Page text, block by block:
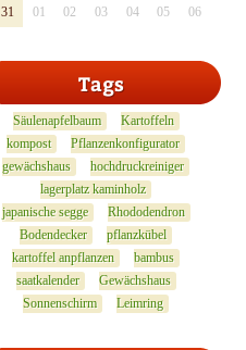
31 01 02 03 04 05 06
Tags
Säulenapfelbaum
Kartoffeln
kompost
Pflanzenkonfigurator
gewächshaus
hochdruckreiniger
lagerplatz kaminholz
japanische segge
Rhododendron
Bodendecker
pflanzkübel
kartoffel anpflanzen
bambus
saatkalender
Gewächshaus
Sonnenschirm
Leimring